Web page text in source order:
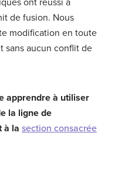
ont réussi à
de fusion. Nous
modification en toute
sans aucun conflit de
apprendre à utiliser
la ligne de
à la section consacrée